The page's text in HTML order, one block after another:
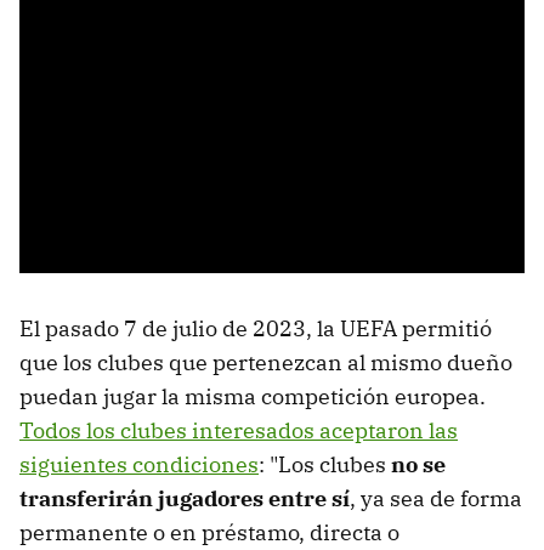
El pasado 7 de julio de 2023, la UEFA permitió
que los clubes que pertenezcan al mismo dueño
puedan jugar la misma competición europea.
Todos los clubes interesados aceptaron las
siguientes condiciones: "Los clubes no se
transferirán jugadores entre sí, ya sea de forma
permanente o en préstamo, directa o